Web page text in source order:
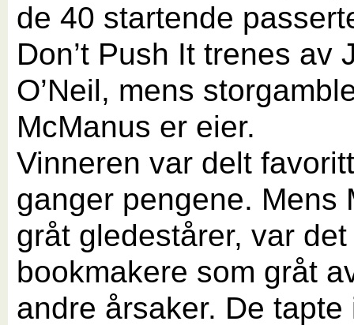
de 40 startende
Don’t Push It trenes av
O’Neil, mens
McManus er eier.
Vinneren var delt
ganger pengene. Mens
gråt gledestårer, var
bookmakere som gråt
andre årsaker. De tapte